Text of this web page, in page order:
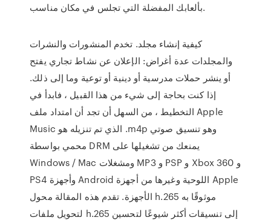
بألعابك المفضلة التي تجلس في مكان مناسب.
كيفية إنشاء مجلد. تخدم المنشورات والنشرات
والمجلدات عدة أغراض: الإعلان عن نشاط تجاري يفتح
أو ينشر حملات مدرسية أو دينية أو توعية وما إلى ذلك.
إذا كنت بحاجة إلى شيء من هذا القبيل ، فابدأ في
التخطيط ، من السهل أن تجد أن امتداد ملف Apple
Music الذي تم تنزيله هو .m4p وهو تنسيق صوتي
محمي بواسطة DRM يمنعك من تشغيلها على
Windows / Mac ومشغلات MP3 و PSP و Xbox 360 و
PS4 وأجهزة Android اللوحية وغيرها من أجهزة Apple
الأجهزة. تقدم هذه المقالة محول h.265 موثوقًا به
لتحويل ملفات h.265 إلى تنسيقات أكثر شيوعًا لتحسين